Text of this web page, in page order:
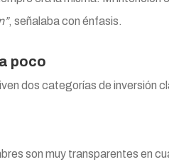
, señalaba con énfasis.
poco
dos categorías de inversión
son muy transparentes en